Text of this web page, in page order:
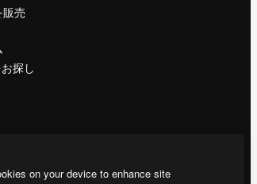
売
探し
on your device to enhance site